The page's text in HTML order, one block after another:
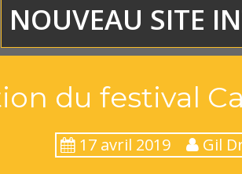
NOUVEAU SITE
du festival
17 avril 2019 Gil